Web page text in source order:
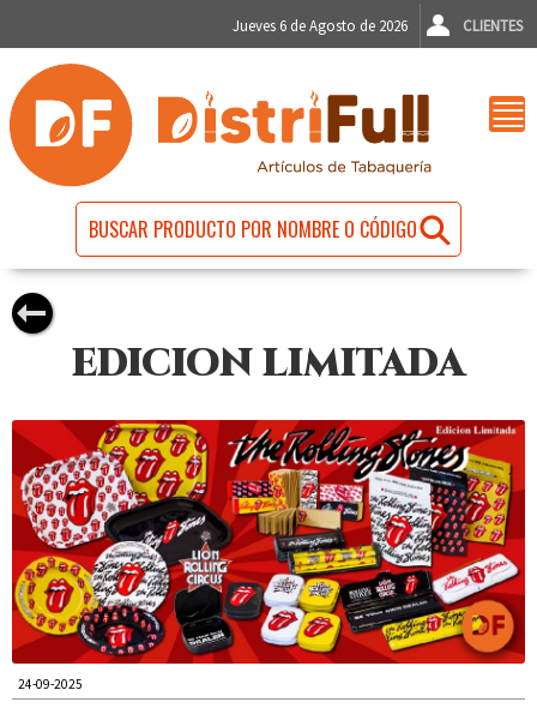
Jueves 6 de Agosto de 2026 CLIENTES
EDICION LIMITADA
24-09-2025